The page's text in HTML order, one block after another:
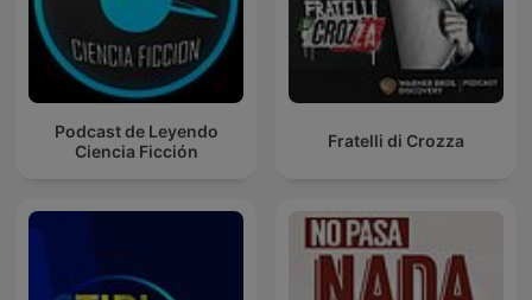
Podcast de Leyendo
Ciencia Ficción
Fratelli di Crozza